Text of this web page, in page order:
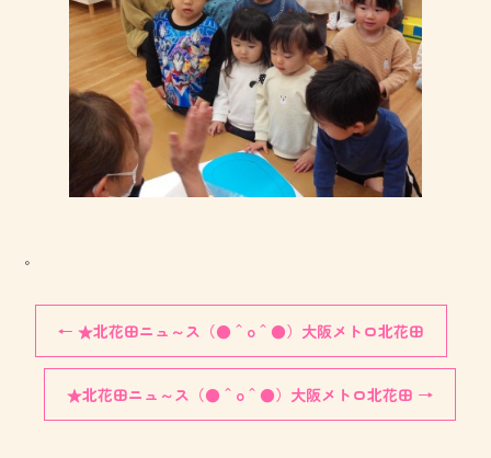
。
← ★北花田ニュ～ス（●＾o＾●）大阪メトロ北花田
★北花田ニュ～ス（●＾o＾●）大阪メトロ北花田 →